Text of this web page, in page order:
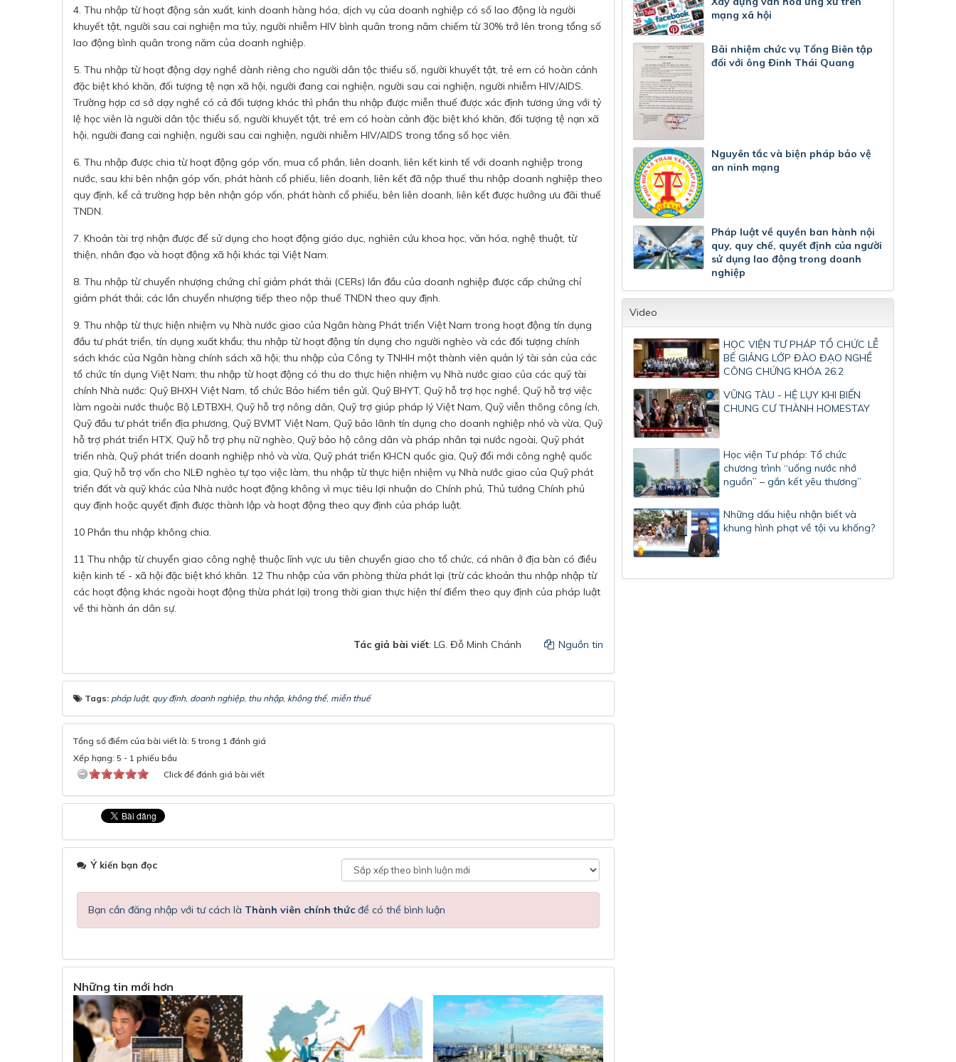
4. Thu nhập từ hoạt động sản xuất, kinh doanh hàng hóa, dịch vụ của doanh nghiệp có số lao động là người
khuyết tật, người sau cai nghiện ma túy, người nhiễm HIV bình quân trong năm chiếm từ 30% trở lên trong tổng số
lao động bình quân trong năm của doanh nghiệp.
5. Thu nhập từ hoạt động dạy nghề dành riêng cho người dân tộc thiểu số, người khuyết tật, trẻ em có hoàn cảnh
đặc biệt khó khăn, đối tượng tệ nạn xã hội, người đang cai nghiện, người sau cai nghiện, người nhiễm HIV/AIDS.
Trường hợp cơ sở dạy nghề có cả đối tượng khác thì phần thu nhập được miễn thuế được xác định tương ứng với tỷ
lệ học viên là người dân tộc thiểu số, người khuyết tật, trẻ em có hoàn cảnh đặc biệt khó khăn, đối tượng tệ nạn xã
hội, người đang cai nghiện, người sau cai nghiện, người nhiễm HIV/AIDS trong tổng số học viên.
6. Thu nhập được chia từ hoạt động góp vốn, mua cổ phần, liên doanh, liên kết kinh tế với doanh nghiệp trong
nước, sau khi bên nhận góp vốn, phát hành cổ phiếu, liên doanh, liên kết đã nộp thuế thu nhập doanh nghiệp theo
quy định, kể cả trường hợp bên nhận góp vốn, phát hành cổ phiếu, bên liên doanh, liên kết được hưởng ưu đãi thuế
TNDN.
7. Khoản tài trợ nhận được để sử dụng cho hoạt động giáo dục, nghiên cứu khoa học, văn hóa, nghệ thuật, từ
thiện, nhân đạo và hoạt động xã hội khác tại Việt Nam.
8. Thu nhập từ chuyển nhượng chứng chỉ giảm phát thải (CERs) lần đầu của doanh nghiệp được cấp chứng chỉ
giảm phát thải; các lần chuyển nhượng tiếp theo nộp thuế TNDN theo quy định.
9. Thu nhập từ thực hiện nhiệm vụ Nhà nước giao của Ngân hàng Phát triển Việt Nam trong hoạt động tín dụng
đầu tư phát triển, tín dụng xuất khẩu; thu nhập từ hoạt động tín dụng cho người nghèo và các đối tượng chính
sách khác của Ngân hàng chính sách xã hội; thu nhập của Công ty TNHH một thành viên quản lý tài sản của các
tổ chức tín dụng Việt Nam; thu nhập từ hoạt động có thu do thực hiện nhiệm vụ Nhà nước giao của các quỹ tài
chính Nhà nước: Quỹ BHXH Việt Nam, tổ chức Bảo hiểm tiền gửi, Quỹ BHYT, Quỹ hỗ trợ học nghề, Quỹ hỗ trợ việc
làm ngoài nước thuộc Bộ LĐTBXH, Quỹ hỗ trợ nông dân, Quỹ trợ giúp pháp lý Việt Nam, Quỹ viễn thông công ích,
Quỹ đầu tư phát triển địa phương, Quỹ BVMT Việt Nam, Quỹ bảo lãnh tín dụng cho doanh nghiệp nhỏ và vừa, Quỹ
hỗ trợ phát triển HTX, Quỹ hỗ trợ phụ nữ nghèo, Quỹ bảo hộ công dân và pháp nhân tại nước ngoài, Quỹ phát
triển nhà, Quỹ phát triển doanh nghiệp nhỏ và vừa, Quỹ phát triển KHCN quốc gia, Quỹ đổi mới công nghệ quốc
gia, Quỹ hỗ trợ vốn cho NLĐ nghèo tự tạo việc làm, thu nhập từ thực hiện nhiệm vụ Nhà nước giao của Quỹ phát
triển đất và quỹ khác của Nhà nước hoạt động không vì mục tiêu lợi nhuận do Chính phủ, Thủ tướng Chính phủ
quy định hoặc quyết định được thành lập và hoạt động theo quy định của pháp luật.
10 Phần thu nhập không chia.
11 Thu nhập từ chuyển giao công nghệ thuộc lĩnh vực ưu tiên chuyển giao cho tổ chức, cá nhân ở địa bàn có điều
kiện kinh tế - xã hội đặc biệt khó khăn. 12 Thu nhập của văn phòng thừa phát lại (trừ các khoản thu nhập nhập từ
các hoạt động khác ngoài hoạt động thừa phát lại) trong thời gian thực hiện thí điểm theo quy định của pháp luật
về thi hành án dân sự.
Tác giả bài viết: LG. Đỗ Minh Chánh Nguồn tin
Tags: pháp luật, quy định, doanh nghiệp, thu nhập, không thể, miễn thuế
Tổng số điểm của bài viết là: 5 trong 1 đánh giá
Xếp hạng: 5 - 1 phiếu bầu
Click để đánh giá bài viết
Ý kiến bạn đọc
Bạn cần đăng nhập với tư cách là Thành viên chính thức để có thể bình luận
Những tin mới hơn
mạng xã hội
Bãi nhiệm chức vụ Tổng Biên tập
đối với ông Đinh Thái Quang
Nguyên tắc và biện pháp bảo vệ
an ninh mạng
Pháp luật về quyền ban hành nội
quy, quy chế, quyết định của người
sử dụng lao động trong doanh
nghiệp
Video
HỌC VIỆN TƯ PHÁP TỔ CHỨC LỄ
BẾ GIẢNG LỚP ĐÀO ĐẠO NGHỀ
CÔNG CHỨNG KHÓA 26.2
VŨNG TÀU - HỆ LỤY KHI BIẾN
CHUNG CƯ THÀNH HOMESTAY
Học viện Tư pháp: Tổ chức
chương trình “uống nước nhớ
nguồn” – gắn kết yêu thương”
Những dấu hiệu nhận biết và
khung hình phạt về tội vu khống?